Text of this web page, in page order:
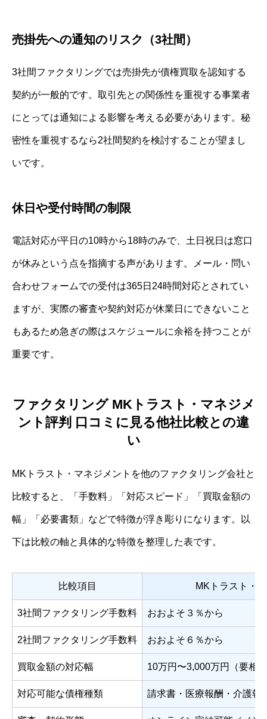
売掛先への通知のリスク（3社間）
3社間ファクタリングでは売掛先が債権買取を認知する
契約が一般的です。取引先との関係性を重視する事業者
にとっては通知による影響を考える必要があります。秘
密性を重視するなら2社間契約を検討することが望まし
いです。
休日や受付時間の制限
電話対応が平日の10時から18時のみで、土日祝日は窓口
が休みという点を指摘する声があります。メール・問い
合わせフォームでの受付は365日24時間対応とされてい
ますが、実際の審査や契約対応が休業日にできないこと
もあるため急ぎの際はスケジュールに余裕を持つことが
重要です。
ファクタリング MKトラスト・マネジメ
ント評判 口コミに見る他社比較との違
い
MKトラスト・マネジメントを他のファクタリング会社と
比較すると、「手数料」「対応スピード」「買取金額の
幅」「必要書類」などで特徴が浮き彫りになります。以
下は比較の軸と具体的な特徴を整理した表です。
比較項目 MKトラスト・
3社間ファクタリング手数料 おおよそ３％から
2社間ファクタリング手数料 おおよそ６％から
買取金額の対応幅 10万円〜3,000万円（要相
対応可能な債権種類 請求書・医療報酬・介護報